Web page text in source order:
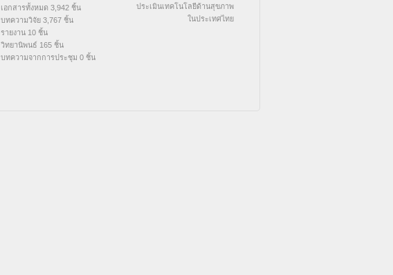
เอกสารทั้งหมด 3,942 ชิ้น
บทความวิจัย 3,767 ชิ้น
รายงาน 10 ชิ้น
วิทยานิพนธ์ 165 ชิ้น
บทความจากการประชุม 0 ชิ้น
ประเมินเทคโนโลยีด้านสุขภาพ
ในประเทศไทย